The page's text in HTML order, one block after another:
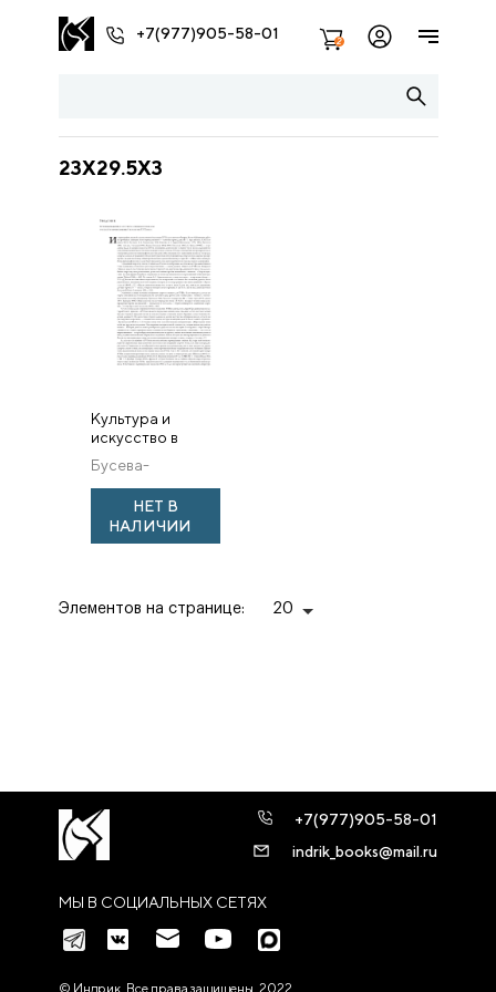
+7(977)905-58-01 2
23X29.5X3
Культура и
искусство в
эпоху перемен.
Россия
семнадцатого
столетия
Бусева-
НЕТ В
НАЛИЧИИ
Элементов на странице: 20
МЫ В СОЦИАЛЬНЫХ СЕТЯХ
+7(977)905-58-01
indrik_books@mail.ru
© Индрик. Все права защищены, 2022